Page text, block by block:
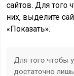
сайтов. Для того
них, выделите
«Показать».
Для того чтобы
достаточно